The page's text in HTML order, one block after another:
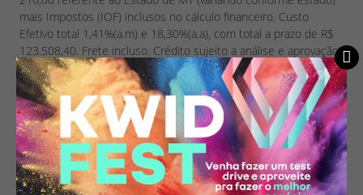
mais Impostos (IOF) inclusos no cálculo financeiro. Custo
Efetivo total 1,41%(a.m) e 18,30%(a.a), com total a prazo de R$
123.508,40. Frete incluso. Crédito sujeito a análise e aprovação
de cadastro. Preços calculados com base no preço público sem
o acréscimo dos valores de cor. 30.000/3 ANOS DE REVISÕES
INCLUSO, SEGURO PRETA MISTA E 12 MESES DE GARANTIA
ESTENDIDA. Oferta válida até 31/03/2025 ou enquanto durar o
estoque de 1 veículos. Ofertas sujeitas a alteração sem aviso
prévio. Imagens meramente ilustrativas. Consulte condições em
sua concessionária Renault Morel - www.renaultmorel.com.br.
Ouvidoria Grupo Vianorte 08007180018.